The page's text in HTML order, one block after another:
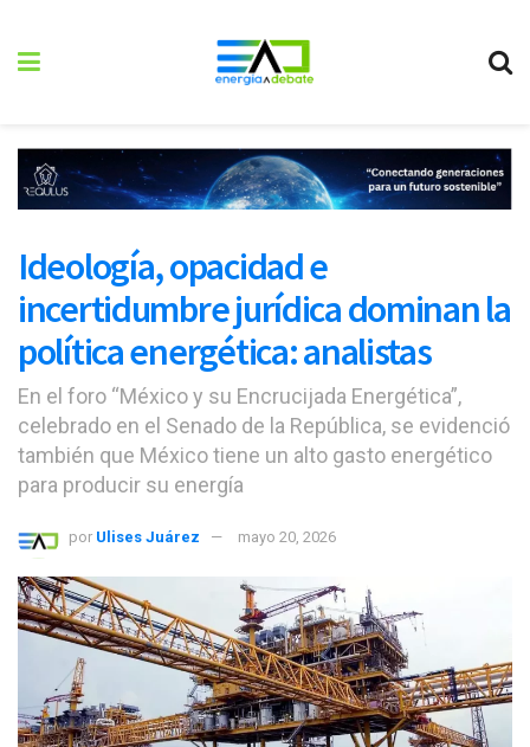
Ideología, opacidad e
incertidumbre jurídica dominan la
política energética: analistas
En el foro “México y su Encrucijada Energética”,
celebrado en el Senado de la República, se evidenció
también que México tiene un alto gasto energético
para producir su energía
por Ulises Juárez mayo 20, 2026